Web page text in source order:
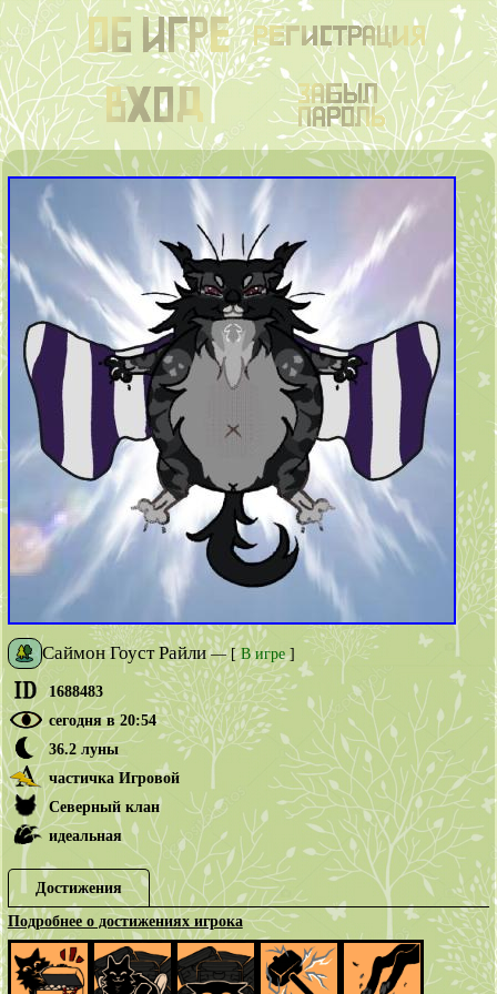
Сaймoн Гоуст Рaйли—[В игре]
1688483
сегодня в 20:54
36.2 луны
частичка Игровой
Северный клан
идеальная
Достижения
Подробнее о достижениях игрока